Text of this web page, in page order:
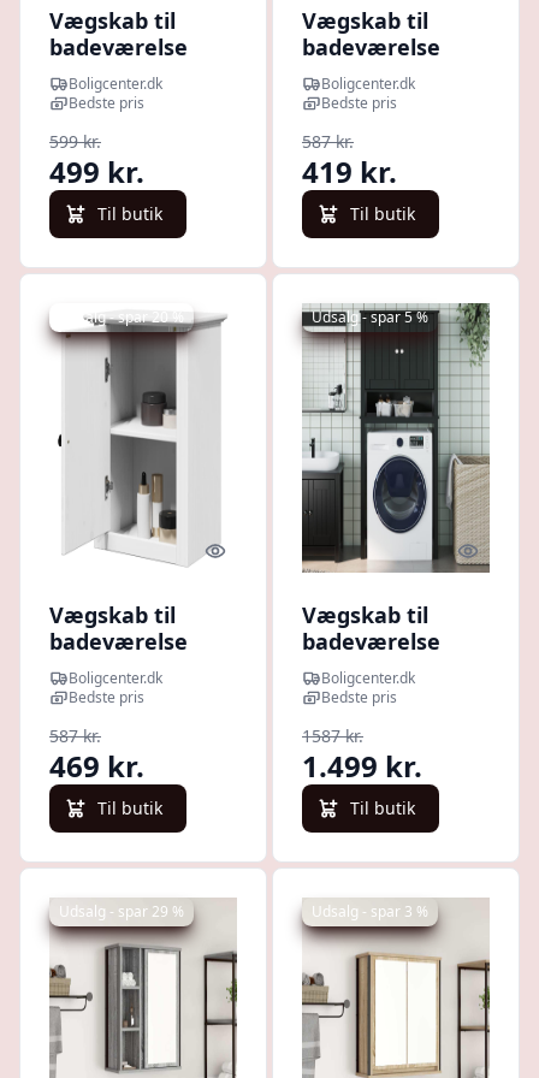
Vægskab til
badeværelse
med spejl
50×21×60 cm -
Boligcenter.dk
Bedste pris
599 kr.
499 kr.
Til butik
Vægskab til
badeværelse
BODO 44 × 30 ×
60 cm - grå
Boligcenter.dk
Bedste pris
587 kr.
419 kr.
Til butik
Udsalg - spar 20 %
Quick look
Vægskab til
badeværelse
BODO 44×30×60
cm - hvid
Boligcenter.dk
Bedste pris
587 kr.
469 kr.
Til butik
Udsalg - spar 5 %
Quick
Vægskab til
badeværelse
BERG
76×27×164,5 cm -
fyrretræ, sort
Boligcenter.dk
Bedste pris
1587 kr.
1.499 kr.
Til butik
Udsalg - spar 29 % Udsalg - spar 3 %